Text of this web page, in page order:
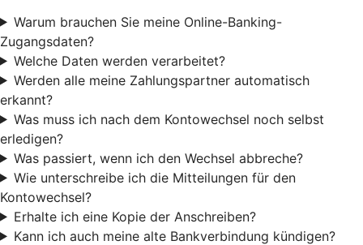
Warum brauchen Sie meine Online-Banking-
Zugangsdaten?
Welche Daten werden verarbeitet?
Werden alle meine Zahlungspartner automatisch
erkannt?
Was muss ich nach dem Kontowechsel noch selbst
erledigen?
Was passiert, wenn ich den Wechsel abbreche?
Wie unterschreibe ich die Mitteilungen für den
Kontowechsel?
Erhalte ich eine Kopie der Anschreiben?
Kann ich auch meine alte Bankverbindung kündigen?